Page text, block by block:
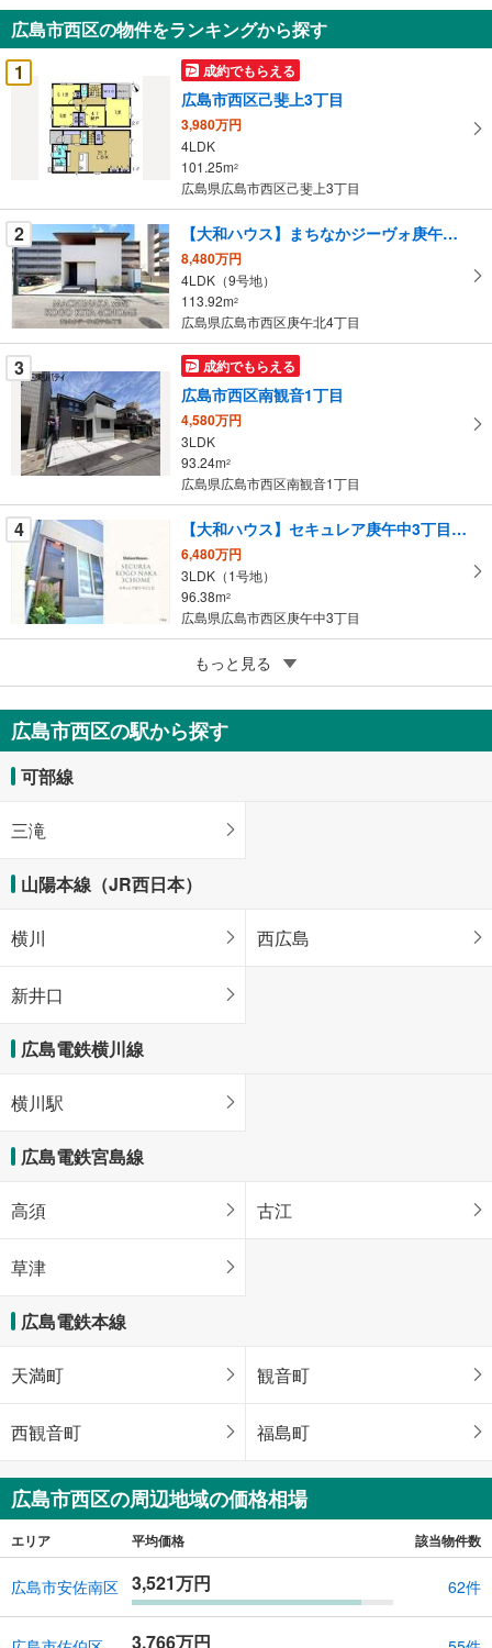
知
を
受
け
件
を
マ
イ
ペ
ー
ジ
に
保
す
る
広島市西区の物件をランキングから探す
1
成約でもらえる
広島市西区己斐上3丁目
3,980万円
4LDK
101.25m2
広島県広島市西区己斐上3丁目
2 【大和ハウス】まちなかジーヴォ庚午北4丁目（分譲住宅）
8,480万円
4LDK（9号地）
113.92m2
広島県広島市西区庚午北4丁目
3 成約でもらえる
広島市西区南観音1丁目
4,580万円
3LDK
93.24m2
広島県広島市西区南観音1丁目
4 【大和ハウス】セキュレア庚午中3丁目（分譲住宅）
6,480万円
3LDK（1号地）
96.38m2
広島県広島市西区庚午中3丁目
成約でもらえる
広島市西区東観音町
4,880万円
3LDK
95.21m （登記）
もっと見る
広島市西区の駅から探す
可部線
三滝
山陽本線（JR西日本）
横川 西広島
新井口
広島電鉄横川線
横川駅
広島電鉄宮島線
高須 古江
草津
広島電鉄本線
天満町 観音町
西観音町 福島町
広島市西区の周辺地域の価格相場
エリア 平均価格 該当物件数
広島市安佐南区 3,521万円 62件
3,766万円